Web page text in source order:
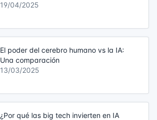
19/04/2025
El poder del cerebro humano vs la IA:
Una comparación
13/03/2025
¿Por qué las big tech invierten en IA